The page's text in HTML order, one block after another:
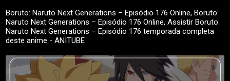
Boruto: Naruto Next Generations – Episódio 176 Online, Boruto:
Naruto Next Generations – Episódio 176 Online, Assistir Boruto:
Naruto Next Generations – Episódio 176 temporada completa
deste anime - ANITUBE